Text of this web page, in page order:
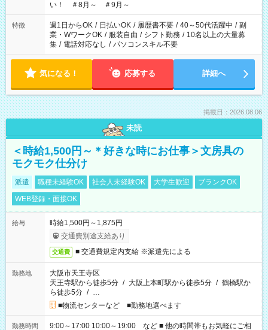
い！ ＃8月～ ＃9月～
特徴 週1日からOK / 日払いOK / 履歴書不要 / 40～50代活躍中 / 副
業・WワークOK / 服装自由 / シフト勤務 / 10名以上の大量募
集 / 電話対応なし / パソコンスキル不要
気になる！ 応募する 詳細へ
掲載日：2026.08.06
未読
＜時給1,500円～＊好きな時にお仕事＞文房具の
モクモク仕分け
派遣 職種未経験OK 社会人未経験OK 大学生歓迎
ブランクOK
WEB登録・面接OK
給与
時給1,500円～1,875円
交通費別途支給あり
交通費 ■ 交通費規定内支給 ※派遣先による
勤務地
大阪市天王寺区
天王寺駅から徒歩5分 / 大阪上本町駅から徒歩5分 / 鶴橋駅か
ら徒歩5分 / …
■物流センターなど ■勤務地選べます
勤務時間
9:00～17:00 10:00～19:00 など ■ 他の時間帯もお気軽にご相